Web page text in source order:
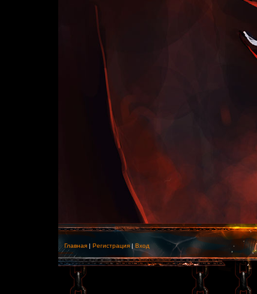
Главная | Регистрация | Вход